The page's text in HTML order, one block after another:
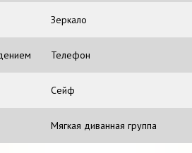
Зеркало
Телефон
Сейф
Мягкая диванная группа